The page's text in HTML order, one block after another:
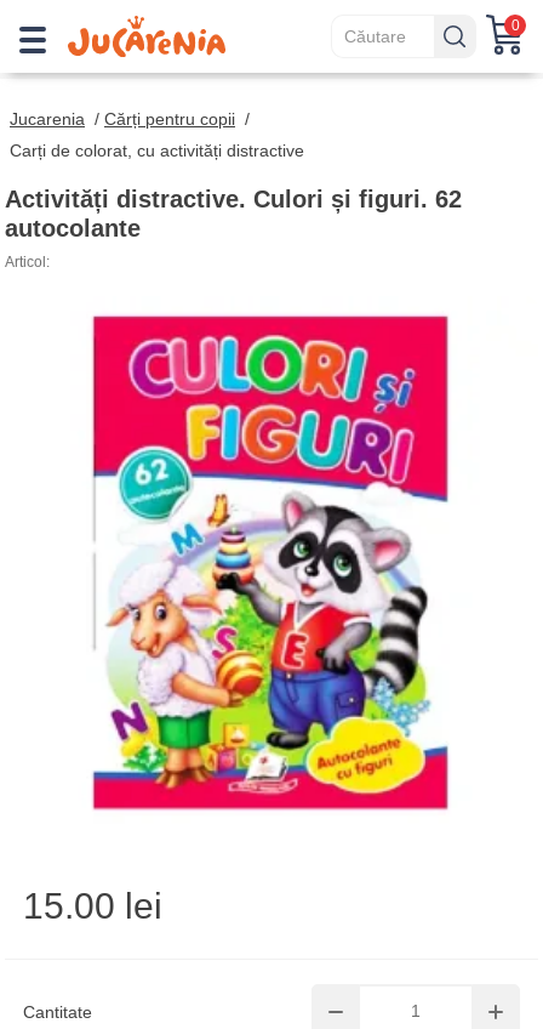
0
Jucarenia / Cărți pentru copii /
Carți de colorat, cu activități distractive
Activități distractive. Culori și figuri. 62
autocolante
Articol:
Cantitate
15.00 lei